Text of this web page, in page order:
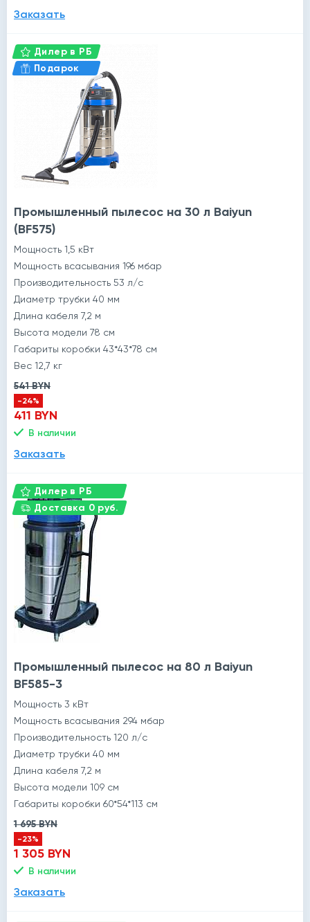
Заказать
Дилер в РБ
Подарок
Промышленный пылесос на 30 л Baiyun
(BF575)
Мощность 1,5 кВт
Мощность всасывания 196 мбар
Производительность 53 л/с
Диаметр трубки 40 мм
Длина кабеля 7,2 м
Высота модели 78 см
Габариты коробки 43*43*78 см
Вес 12,7 кг
541 BYN
-24%
411 BYN
В наличии
Заказать
Дилер в РБ
Доставка 0 руб.
Промышленный пылесос на 80 л Baiyun
BF585-3
Мощность 3 кВт
Мощность всасывания 294 мбар
Производительность 120 л/с
Диаметр трубки 40 мм
Длина кабеля 7,2 м
Высота модели 109 см
Габариты коробки 60*54*113 см
1 695 BYN
-23%
1 305 BYN
В наличии
Заказать